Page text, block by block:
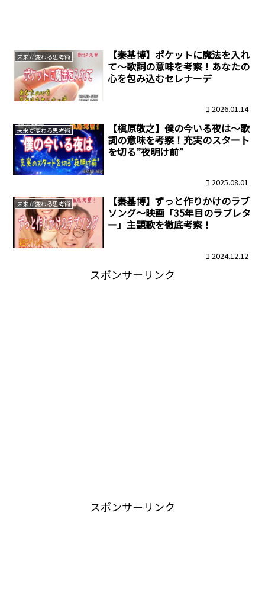
未来が変わる思考術
【秦基博】ポケットに魔法を入れ
て～歌詞の意味を考察！あなたの
心を包み込むセレナーデ
2026.01.14
未来が変わる思考術
【槇原敬之】僕の今いる夜は～歌
詞の意味を考察！充実のスタート
を切る”夜明け前”
2025.08.01
未来が変わる思考術
【秦基博】ずっと作りかけのラブ
ソング～映画「35年目のラブレタ
ー」主題歌を徹底考察！
2024.12.12
スポンサーリンク
スポンサーリンク